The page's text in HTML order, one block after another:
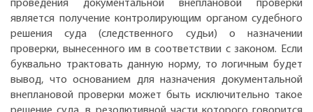
проведения документальной внеплановой проверки
является получение контролирующим органом судебного
решения суда (следственного судьи) о назначении
проверки, вынесенного им в соответствии с законом. Если
буквально трактовать данную норму, то логичным будет
вывод, что основанием для назначения документальной
внеплановой проверки может быть исключительно такое